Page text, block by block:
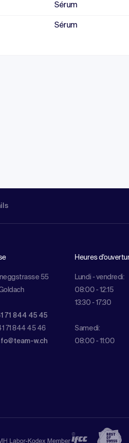
Sérum
Sérum
55
71 844 45 45
71 844 45 46
w.ch
Heures
Lundi - vendredi:
08:00 - 12:15
13:30 - 17:30
Samedi:
08:00 - 11:00